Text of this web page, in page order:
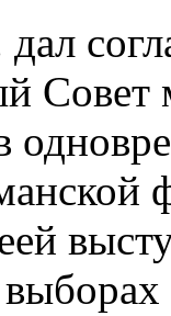
Совет